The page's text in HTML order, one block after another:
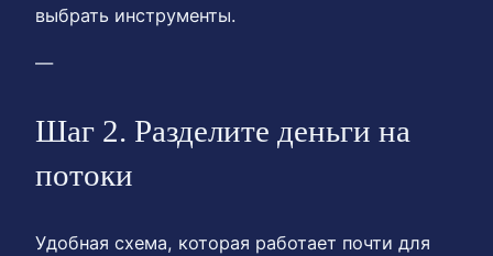
выбрать инструменты.
—
Шаг 2. Разделите деньги на
потоки
Удобная схема, которая работает почти для